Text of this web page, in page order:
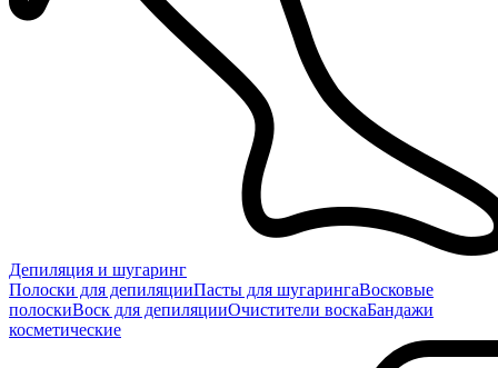
Депиляция и шугаринг
Полоски для депиляцииПасты для шугарингаВосковые
полоскиВоск для депиляцииОчистители воскаБандажи
косметические